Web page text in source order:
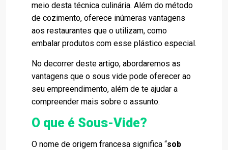
meio desta técnica culinária. Além do método
de cozimento, oferece inúmeras vantagens
aos restaurantes que o utilizam, como
embalar produtos com esse plástico especial.
No decorrer deste artigo, abordaremos as
vantagens que o sous vide pode oferecer ao
seu empreendimento, além de te ajudar a
compreender mais sobre o assunto.
O que é Sous-Vide?
O nome de origem francesa significa “sob